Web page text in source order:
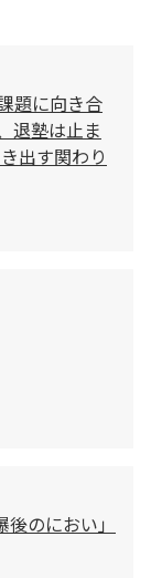
題に向き合
退塾は止ま
出す関わり
のにおい」